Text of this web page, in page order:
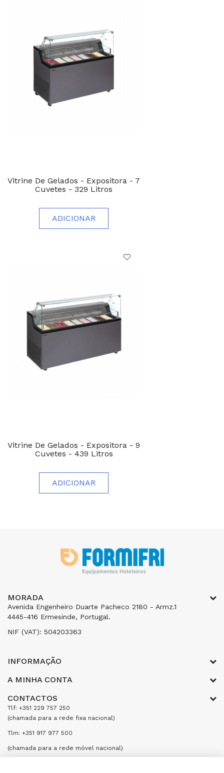
Vitrine De Gelados - Expositora - 7
Cuvetes - 329 Litros
ADICIONAR
Vitrine De Gelados - Expositora - 9
Cuvetes - 439 Litros
ADICIONAR
MORADA
Avenida Engenheiro Duarte Pacheco 2180 - Armz.1
4445-416 Ermesinde, Portugal.
NIF (VAT): 504203363
INFORMAÇÃO
A MINHA CONTA
CONTACTOS
Tlf: +351 229 757 250
(chamada para a rede fixa nacional)
Tlm: +351 917 977 500
(chamada para a rede móvel nacional)